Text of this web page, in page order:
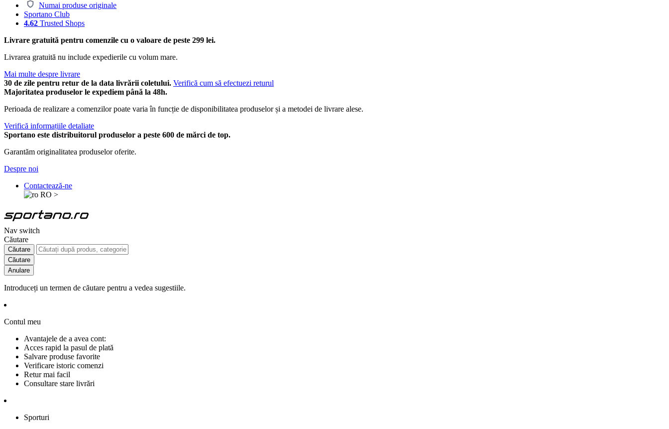
Numai produse originale
Sportano Club
4.62 Trusted Shops
Livrare gratuită pentru comenzile cu o valoare de peste 299 lei.
Livrarea gratuită nu include expedierile cu volum mare.
Mai multe despre livrare
30 de zile pentru retur de la data livrării coletului. Verifică cum să efectuezi returul
Majoritatea produselor le expediem până la 48h.
Perioada de realizare a comenzilor poate varia în funcție de disponibilitatea produselor și a metodei de livrare alese.
Verifică informațiile detaliate
Sportano este distribuitorul produselor a peste 600 de mărci de top.
Garantăm originalitatea produselor oferite.
Despre noi
Contactează-ne
RO >
Nav switch
Căutare
Căutare
Căutare
Anulare
Introduceți un termen de căutare pentru a vedea sugestiile.
Contul meu
Avantajele de a avea cont:
Acces rapid la pasul de plată
Salvare produse favorite
Verificare istoric comenzi
Retur mai facil
Consultare stare livrări
Sporturi